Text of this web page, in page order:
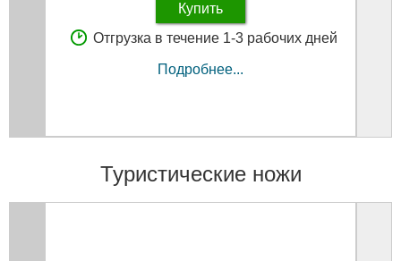
Купить
Отгрузка в течение 1-3 рабочих дней
Подробнее...
Туристические ножи